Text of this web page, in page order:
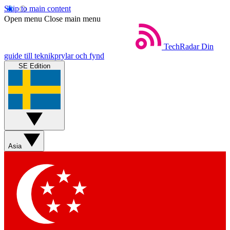
Skip to main content
Open menu Close main menu
TechRadar Din
guide till teknikprylar och fynd
SE Edition
Asia